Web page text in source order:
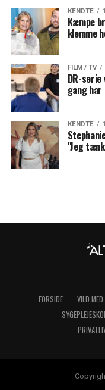
KENDTE
Kæmpe
klemme
FILM / TV
DR-serie
gang
KENDTE
"Jeg
FORSIDE VILD